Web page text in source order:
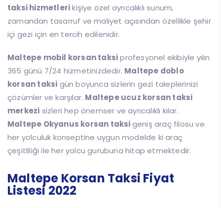
taksi hizmetlerikişiye özel ayrıcalıklı sunum,
zamandan tasarruf ve maliyet açısından özellikle şehir
içi gezi için en tercih edilenidir.
Maltepe mobil korsan taksiprofesyonel ekibiyle yılın
365 günü 7/24 hizmetinizdedir. Maltepe doblo
korsan taksi gün boyunca sizlerin gezi taleplerinizi
çözümler ve karşılar. Maltepe ucuz korsan taksi
merkezi sizleri hep önemser ve ayrıcalıklı kılar.
Maltepe Okyanus korsan taksigeniş araç filosu ve
her yolculuk konseptine uygun modelde ki araç
çeşitliliği ile her yolcu gurubuna hitap etmektedir.
Maltepe Korsan Taksi Fiyat
Listesi 2022